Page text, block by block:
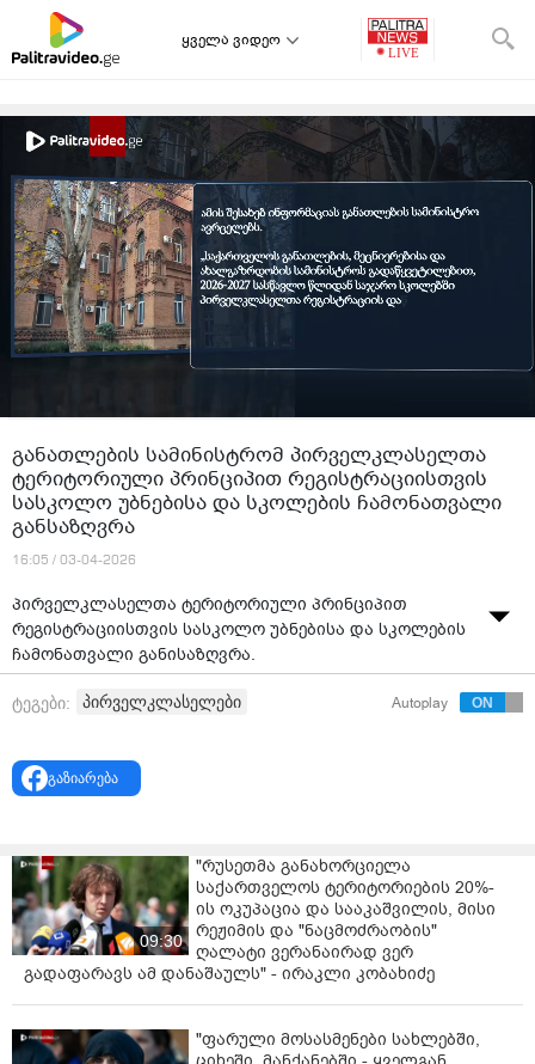
ყველა ვიდეო
განათლების სამინისტრომ პირველკლასელთა
ტერიტორიული პრინციპით რეგისტრაციისთვის
სასკოლო უბნებისა და სკოლების ჩამონათვალი
განსაზღვრა
16:05 / 03-04-2026
პირველკლასელთა ტერიტორიული პრინციპით
რეგისტრაციისთვის სასკოლო უბნებისა და სკოლების
ჩამონათვალი განისაზღვრა.
ამის შესახებ ინფორმაციას განათლების სამინისტრო
„საქართველოს განათლების, მეცნიერებისა და
ახალგაზრდობის სამინისტროს გადაწყვეტილებით,
განისაზღვრა, რომელიც გულისხმობს ტერიტორიული
პრინციპით რეგისტრაციას.
აღნიშნული ეტაპი 15 მაისს დაიწყება და 25 მაისის
ჩათვლით გაგრძელდება. საყოველთაო
რეგისტრაციამდე მშობლებს შესაძლებლობა
მიეცემათ, საცხოვრებელი ადგილიდან გამომდინარე
სასურველ სკოლაში პრიორიტეტულად
ტეგები: პირველკლასელები Autoplay
გაზიარება
09:30
"რუსეთმა განახორციელა
საქართველოს ტერიტორიების 20%-
ის ოკუპაცია და სააკაშვილის, მისი
რეჟიმის და "ნაცმოძრაობის"
ღალატი ვერანაირად ვერ
გადაფარავს ამ დანაშაულს" - ირაკლი კობახიძე
"ფარული მოსასმენები სახლებში,